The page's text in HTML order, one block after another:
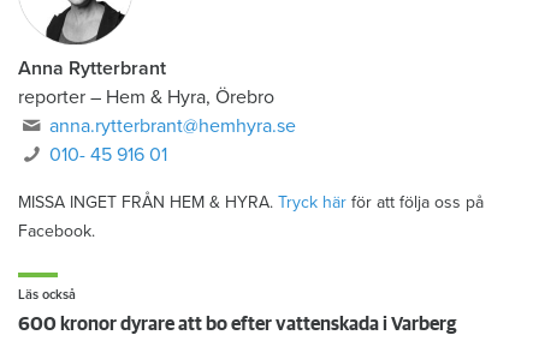
Anna Rytterbrant
reporter – Hem & Hyra, Örebro
anna.rytterbrant@hemhyra.se
010- 45 916 01
MISSA INGET FRÅN HEM & HYRA.
Läs också